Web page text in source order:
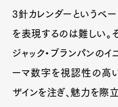
3針カレンダーというベー
を表現するのは難しい
ジャック・ブランパンのイ
ーマ数字を視認性の高
ザインを注ぎ、魅力を際